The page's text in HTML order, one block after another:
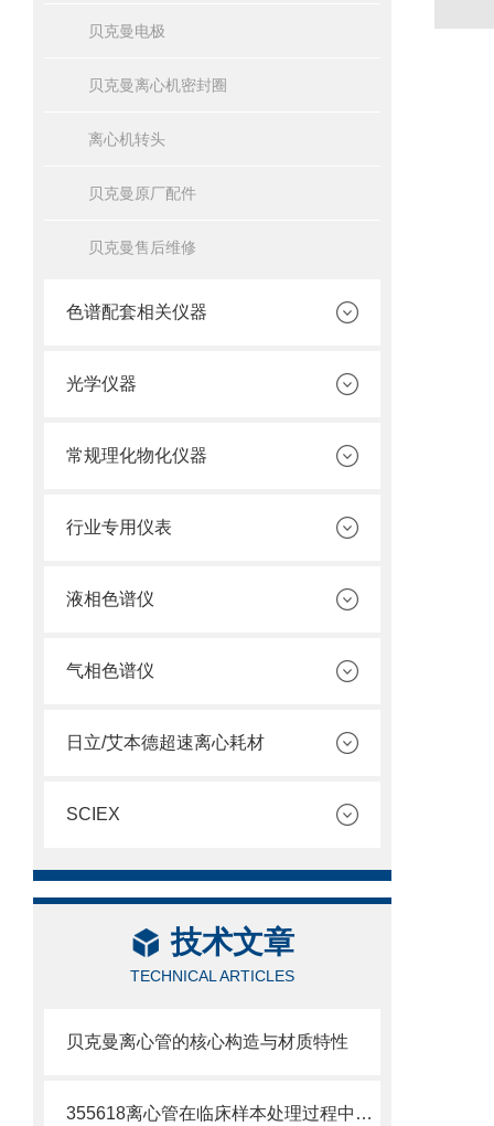
贝克曼电极
贝克曼离心机密封圈
离心机转头
贝克曼原厂配件
贝克曼售后维修
色谱配套相关仪器
光学仪器
常规理化物化仪器
行业专用仪表
液相色谱仪
气相色谱仪
日立/艾本德超速离心耗材
SCIEX
技术文章
TECHNICAL ARTICLES
贝克曼离心管的核心构造与材质特性
355618离心管在临床样本处理过程中的作用